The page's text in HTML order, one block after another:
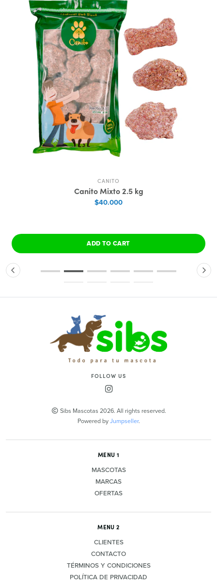
CANITO
Canito Mixto 2.5 kg
$40.000
ADD TO CART
FOLLOW US
Sibs Mascotas 2026. All rights reserved.
Powered byJumpseller.
MENU 1
MASCOTAS
MARCAS
OFERTAS
MENU 2
CLIENTES
CONTACTO
TÉRMINOS Y CONDICIONES
POLÍTICA DE PRIVACIDAD